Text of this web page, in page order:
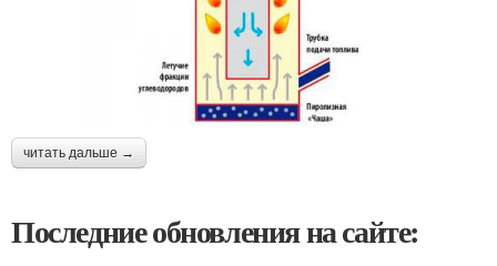
читать дальше →
Последние обновления на сайте: